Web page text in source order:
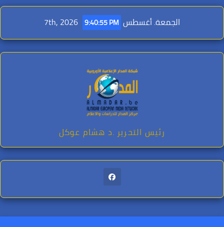
Skip
content
الجمعة. أغسطس 7th, 2026 9:40:56 PM
رئيس التحرير .د هشام عوكل